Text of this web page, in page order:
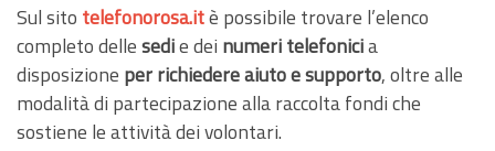
Sul sito telefonorosa.itè possibile trovare l’elenco
completo dellesedie dei numeri telefonicia
disposizione per richiedere aiuto e supporto, oltre alle
modalità di partecipazione alla raccolta fondi che
sostiene le attività dei volontari.